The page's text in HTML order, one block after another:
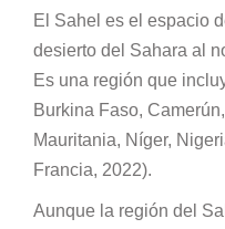
El Sahel es el espacio
desierto del Sahara al
Es una región que
Burkina Faso,
Mauritania, Níger,
Francia, 2022).
Aunque la región del